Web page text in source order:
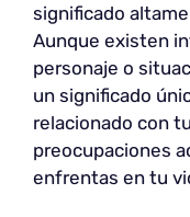
significado
Aunque existen
personaje o
un significado
relacionado con
preocupaciones
enfrentas en tu